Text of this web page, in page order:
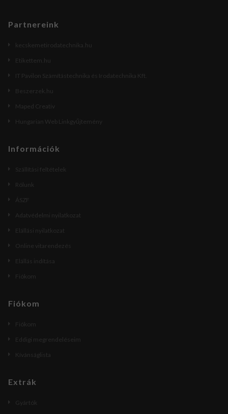
Partnereink
kecskemetirodatechnika.hu
Etikettem.hu
IT Pavilon Számítástechnika és Irodatechnika Kft.
Beszerzek.hu
Maped Creativ
Hungarian Web Linkgyűjtemény
Információk
Szállítási feltételek
Rólunk
ÁSZF
Adatvédelmi nyilatkozat
Elállási nyilatkozat
Online vitarendezés
Elállás indítása
Fiókom
Fiókom
Fiókom
Eddigi megrendeléseim
Kívánságlista
Extrák
Gyártók